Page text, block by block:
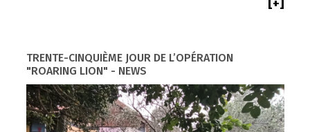
[+]
TRENTE-CINQUIÈME JOUR DE L’OPÉRATION
"ROARING LION" - NEWS